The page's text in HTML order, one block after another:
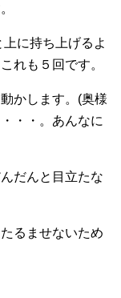
に持ち上げるよ
れも５回です。
かします。(奥様
・・。あんなに
だんと目立たな
るませないため